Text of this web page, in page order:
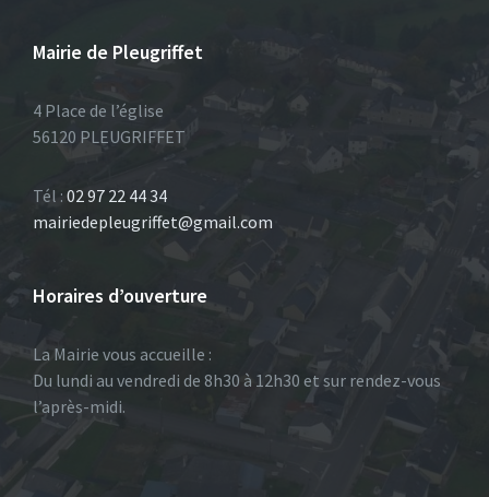
Mairie de Pleugriffet
4 Place de l’église
56120 PLEUGRIFFET
Tél : 02 97 22 44 34
mairiedepleugriffet@gmail.com
Horaires d’ouverture
La Mairie vous accueille :
Du lundi au vendredi de 8h30 à 12h30 et sur rendez-vous
l’après-midi.